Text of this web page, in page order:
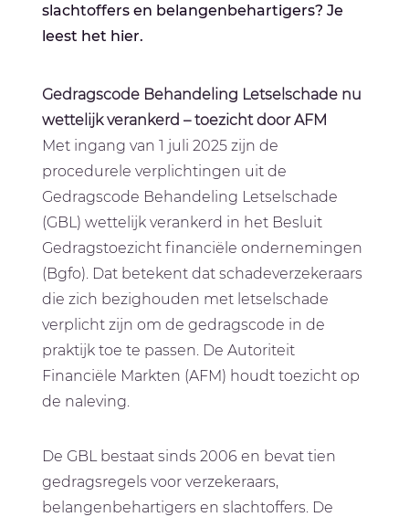
slachtoffers en belangenbehartigers? Je
leest het hier.
Gedragscode Behandeling Letselschade nu
wettelijk verankerd – toezicht door AFM
Met ingang van 1 juli 2025 zijn de
procedurele verplichtingen uit de
Gedragscode Behandeling Letselschade
(GBL) wettelijk verankerd in het Besluit
Gedragstoezicht financiële ondernemingen
(Bgfo). Dat betekent dat schadeverzekeraars
die zich bezighouden met letselschade
verplicht zijn om de gedragscode in de
praktijk toe te passen. De Autoriteit
Financiële Markten (AFM) houdt toezicht op
de naleving.
De GBL bestaat sinds 2006 en bevat tien
gedragsregels voor verzekeraars,
belangenbehartigers en slachtoffers. De